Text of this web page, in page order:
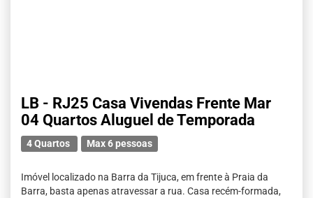
LB - RJ25 Casa Vivendas Frente Mar
04 Quartos Aluguel de Temporada
4 Quartos Max 6 pessoas
Imóvel localizado na Barra da Tijuca, em frente à Praia da
Barra, basta apenas atravessar a rua. Casa recém-formada,